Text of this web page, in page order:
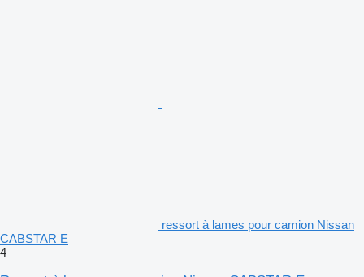
ressort à lames pour camion Nissan
CABSTAR E
4